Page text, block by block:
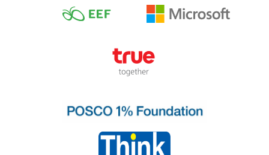
เมียนมา เกรด 1